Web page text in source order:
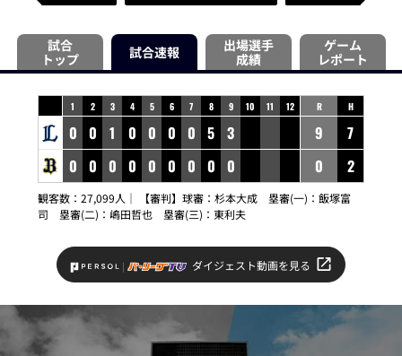
試合
トップ
試合速報
出場選手
成績
ゲーム
レポート
1 2 3 4 5 6 7 8 9 10 11 12
0 0 1 0 0 0 0 5 3
0 0 0 0 0 0 0 0 0
R H
9
7
0
2
観客数：27,099人｜ 【審判】球審：杉本大成 塁審(一)：飯塚富
司 塁審(二)：嶋田哲也 塁審(三)：東利夫
ダイジェスト動画を見る